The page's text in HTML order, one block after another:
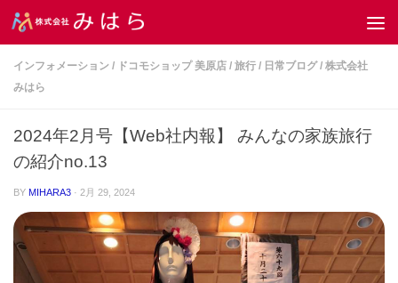
コンテンツへスキップ
インフォメーション / ドコモショップ 美原店 / 旅行 / 日常ブログ / 株式会社
みはら
2024年2月号【Web社内報】 みんなの家族旅行
の紹介no.13
BY MIHARA3 · 2月 29, 2024